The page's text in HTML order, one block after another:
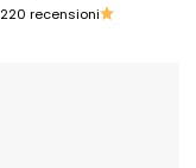
220 recensioni